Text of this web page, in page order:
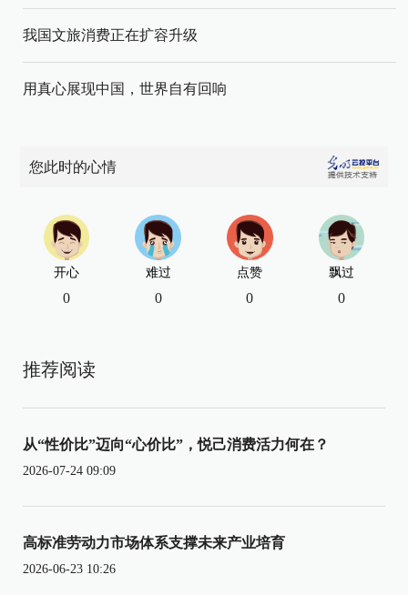
我国文旅消费正在扩容升级
用真心展现中国，世界自有回响
您此时的心情
开心
0
难过
0
点赞
0
飘过
0
推荐阅读
从“性价比”迈向“心价比”，悦己消费活力何在？
2026-07-24 09:09
高标准劳动力市场体系支撑未来产业培育
2026-06-23 10:26